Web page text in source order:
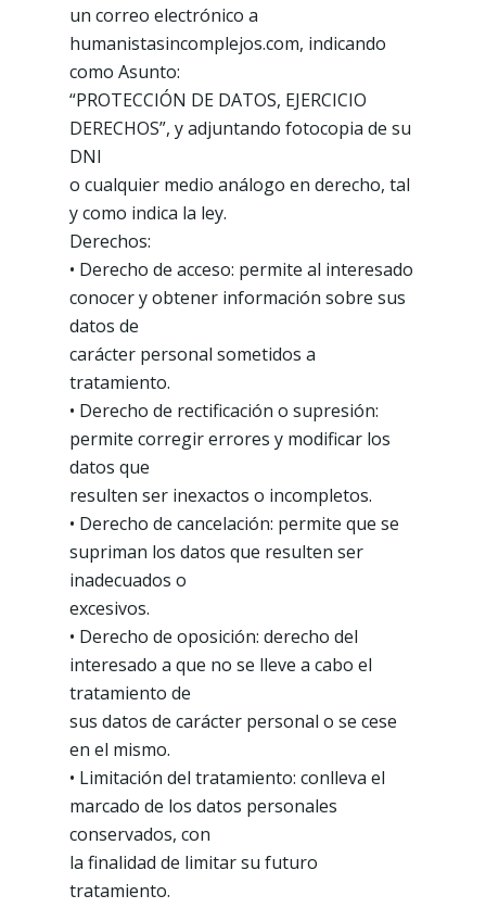
un correo electrónico a
humanistasincomplejos.com, indicando
como Asunto:
“PROTECCIÓN DE DATOS, EJERCICIO
DERECHOS”, y adjuntando fotocopia de su
DNI
o cualquier medio análogo en derecho, tal
y como indica la ley.
Derechos:
• Derecho de acceso: permite al interesado
conocer y obtener información sobre sus
datos de
carácter personal sometidos a
tratamiento.
• Derecho de rectificación o supresión:
permite corregir errores y modificar los
datos que
resulten ser inexactos o incompletos.
• Derecho de cancelación: permite que se
supriman los datos que resulten ser
inadecuados o
excesivos.
• Derecho de oposición: derecho del
interesado a que no se lleve a cabo el
tratamiento de
sus datos de carácter personal o se cese
en el mismo.
• Limitación del tratamiento: conlleva el
marcado de los datos personales
conservados, con
la finalidad de limitar su futuro
tratamiento.